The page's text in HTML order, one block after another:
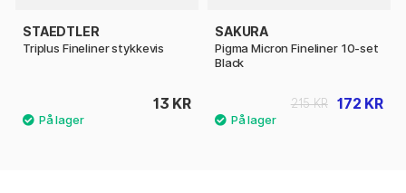
STAEDTLER
Triplus Fineliner stykkevis
13 KR
SAKURA
Pigma Micron Fineliner 10-set
Black
172 KR
215 KR